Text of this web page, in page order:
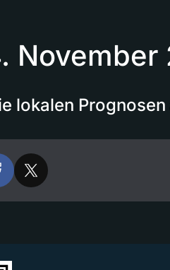
November
lokalen Prognosen